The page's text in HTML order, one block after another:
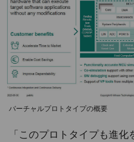
バーチャルプロトタイプの概要
「このプロトタイプも進